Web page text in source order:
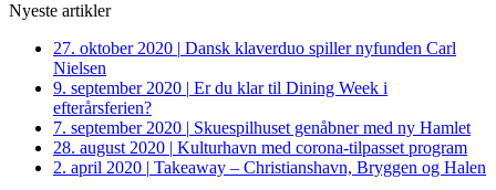
Nyeste artikler
27. oktober 2020 | Dansk klaverduo spiller nyfunden Carl
Nielsen
9. september 2020 | Er du klar til Dining Week i
efterårsferien?
7. september 2020 | Skuespilhuset genåbner med ny Hamlet
28. august 2020 | Kulturhavn med corona-tilpasset program
2. april 2020 | Takeaway – Christianshavn, Bryggen og Halen